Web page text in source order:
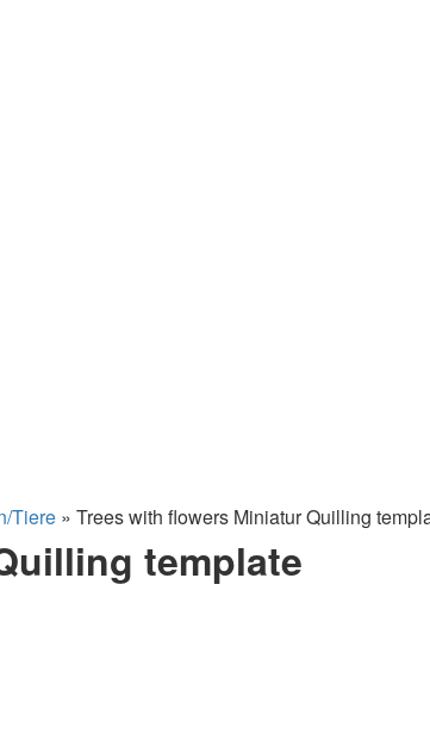
Tiere » Trees with flowers Miniatur Quilling
template